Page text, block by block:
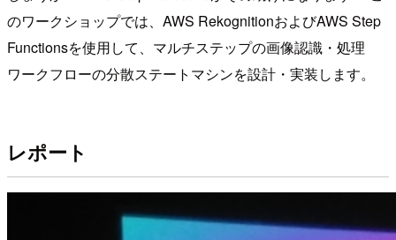
のワークショップでは、AWS RekognitionおよびAWS Step
Functionsを使用して、マルチステップの画像認識・処理
ワークフローの分散ステートマシンを設計・実装します。
レポート